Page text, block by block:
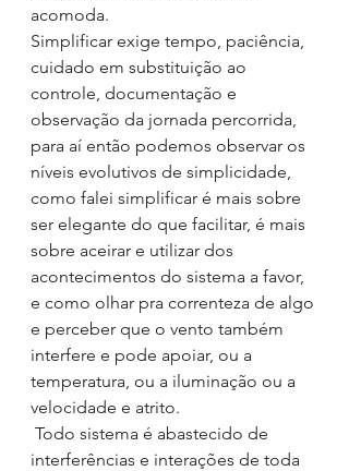
acomoda.
Simplificar exige tempo, paciência,
cuidado em substituição ao
controle, documentação e
observação da jornada percorrida,
para aí então podemos observar os
níveis evolutivos de simplicidade,
como falei simplificar é mais sobre
ser elegante do que facilitar, é mais
sobre aceirar e utilizar dos
acontecimentos do sistema a favor,
e como olhar pra correnteza de algo
e perceber que o vento também
interfere e pode apoiar, ou a
temperatura, ou a iluminação ou a
velocidade e atrito.
interferências e interações de toda